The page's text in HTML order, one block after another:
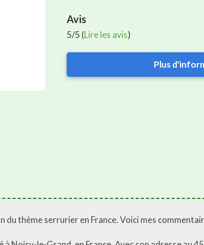
Avis
5/5 (Lire les avis)
Plus
thème serrurier en France. Voici mes